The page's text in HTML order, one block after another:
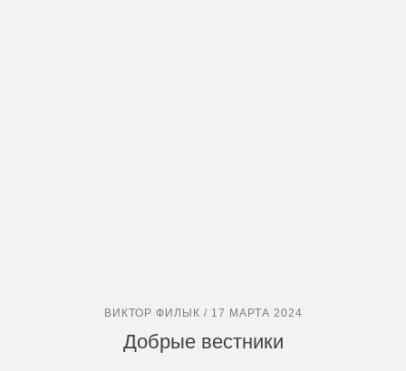
ВИКТОР ФИЛЫК / 17 МАРТА 2024
Добрые вестники